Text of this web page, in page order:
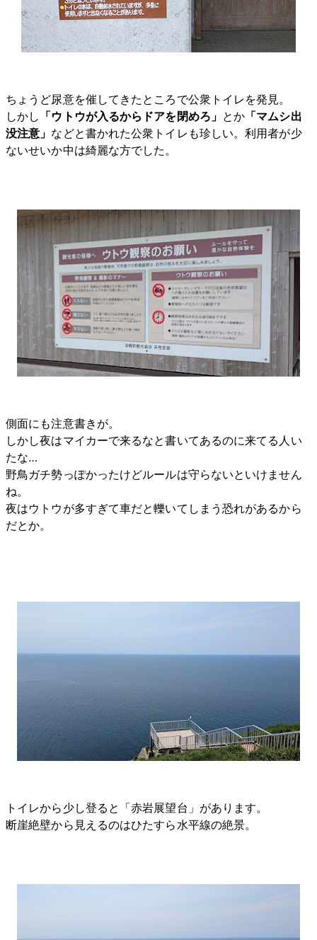
ちょうど尿意を催してきたところで公衆トイレを発見。
しかし 「ウトウが入るからドアを閉めろ」 とか 「マムシ出
没注意」 などと書かれた公衆トイレも珍しい。利用者が少
ないせいか中は綺麗な方でした。
側面にも注意書きが。
しかし夜はマイカーで来るなと書いてあるのに来てる人い
たな…
野鳥ガチ勢っぽかったけどルールは守らないといけません
ね。
夜はウトウが多すぎて車だと轢いてしまう恐れがあるから
だとか。
トイレから少し登ると「赤岩展望台」があります。
断崖絶壁から見えるのはひたすら水平線の絶景。